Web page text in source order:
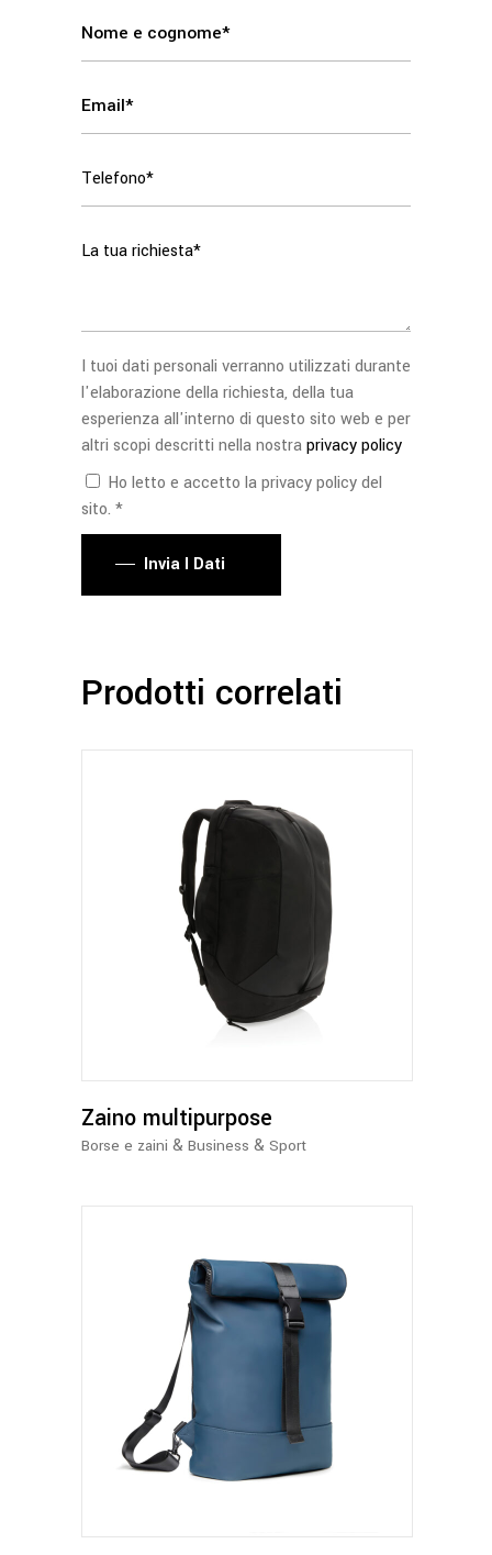
I tuoi dati personali verranno utilizzati durante
l'elaborazione della richiesta, della tua
esperienza all'interno di questo sito web e per
altri scopi descritti nella nostraprivacy policy
Ho letto e accetto la privacy policy del
sito. *
Invia I Dati
Prodotti correlati
Zaino multipurpose
Borse e zaini & Business & Sport
Questo
ha
opzioni